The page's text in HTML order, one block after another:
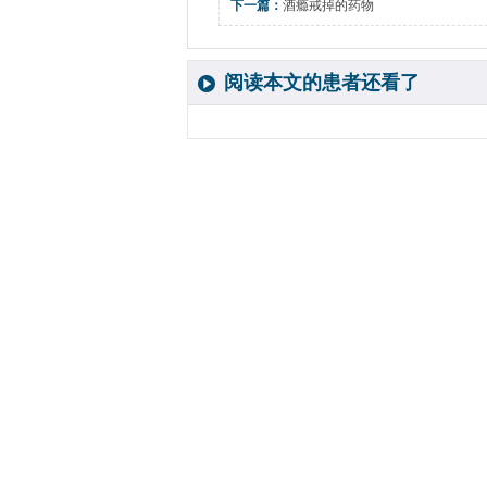
下一篇： 酒瘾戒掉的药物
阅读本文的患者还看了